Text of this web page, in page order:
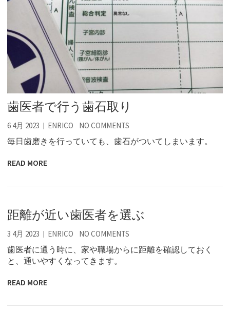
歯医者で行う歯石取り
6 4月 2023 ENRICO NO COMMENTS
毎日歯磨きを行っていても、歯石がついてしまいます。
READ MORE
距離が近い歯医者を選ぶ
3 4月 2023 ENRICO NO COMMENTS
歯医者に通う時に、家や職場からに距離を確認しておく
と、通いやすくなってきます。
READ MORE